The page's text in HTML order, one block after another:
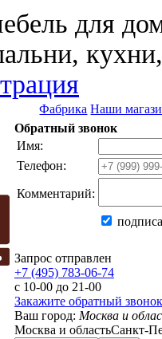
для
Фабрика Наши
Обратный звонок
Имя:
Телефон:
Комментарий:
Запрос отправлен
+7 (495) 783-06-74
с 10-00 до 21-00
Закажите обратный звонок
Ваш город: Москва и
Москва и областьСанкт-